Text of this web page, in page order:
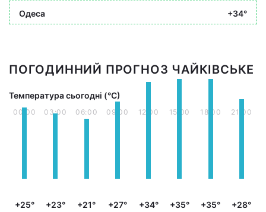
Одеса +34°
ПОГОДИННИЙ ПРОГНОЗ ЧАЙКІВСЬКЕ
Температура сьогодні (°С)
00:00
+25°
03:00
+23°
06:00
+21°
09:00
+27°
12:00
+34°
15:00
+35°
18:00
+35°
21:00
+28°